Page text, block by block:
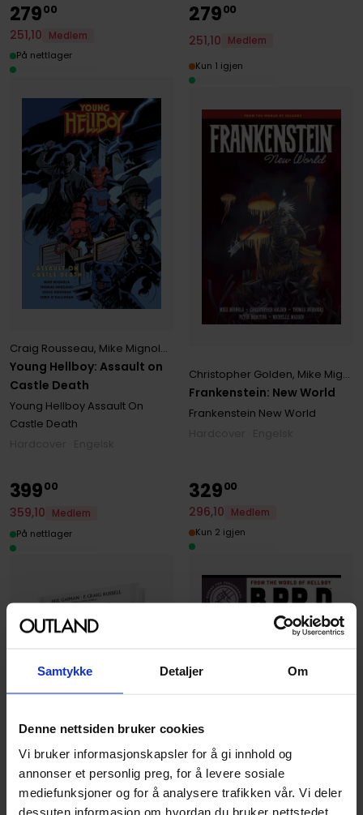
Samtykke Detaljer Om
Denne nettsiden bruker cookies
Vi bruker informasjonskapsler for å gi innhold og
annonser et personlig preg, for å levere sosiale
mediefunksjoner og for å analysere trafikken vår. Vi deler
dessuten informasjon om hvordan du bruker nettstedet
Young Hellboy: Assault on
Castle Death
Craig Rousseau, Mike Mignola
Young Hellboy Assault On
Castle Death
27900
251,10
Medlem
På nettlager
Frankenstein: New World
Christopher Golden, Mike Mignola
Frankenstein New World
27900
251,10
Medlem
Kun 1 igjen
Jerry Ordway,Jill Thompson, Mike Mignola ,Neil Gaiman,P Craig
39900
359,10
Medlem
På nettlager
32900
296,10
Medlem
Kun 2 igjen